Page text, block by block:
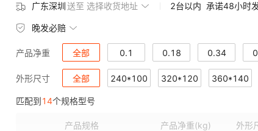
广东深圳送至 选择收货地址 2台以内 承诺48小时
晚发必赔
产品净重 全部 0.1 0.18 0.34
1.95 2.38 2.81 3.26
外形尺寸 全部 240*100 320*120 360*140
匹配到14个规格型号
产品规格 产品净重(kg) 外形